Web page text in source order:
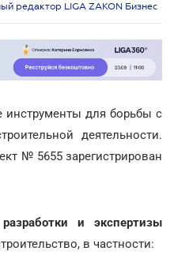
редактор LIGA ZAKON Бизнес
для борьбы с
деятельности.
№ 5655 зарегистрирован
разработки и экспертизы
в частности: